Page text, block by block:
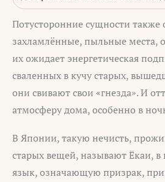
Потусторонние сущности также
захламлённые, пыльные места,
их ожидает энергетическая
сваленных в кучу старых,
они свивают свои «гнезда». И
атмосферу дома, особенно в
В Японии, такую нечисть,
старых вещей, называют Ёкаи, в
язык, означающую призрак,